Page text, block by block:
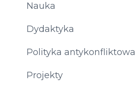
Nauka
Dydaktyka
Polityka antykonfliktowa
Projekty